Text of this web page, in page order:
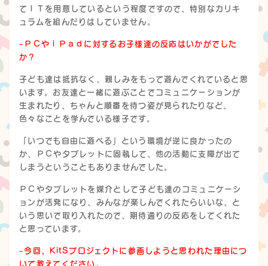
てＩＴを用意しているという程度ですので、特別なカリキ
ュラムを組んだりはしていません。
–ＰＣやｉＰａｄに対するお子様達の反応はいかがでした
か？
子ども達は抵抗なく、親しみをもって遊んでくれていると思
います。お友達と一緒に遊ぶことでコミュニケーションが
生まれたり、ちゃんと順番を待つ姿が見られたりなど、
色々なことを学んでいる様子です。
「いつでも自由に遊べる」という環境が逆に良かったの
か、ＰＣやタブレットに固執して、他の活動に支障が出て
しまうということもありませんでした。
ＰＣやタブレットを媒介として子ども達のコミュニケーシ
ョンが活発になり、みんなが楽しんでくれたらいいな、と
いう思いで取り入れたので、期待通りの反応をしてくれた
と思っています。
–今回、KitSプロジェクトに参画しようと思われた理由につ
いて教えてください。